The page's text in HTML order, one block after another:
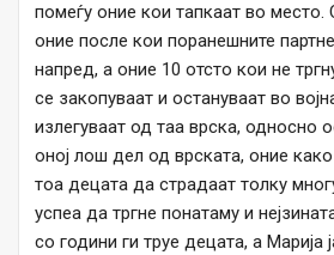
помеѓу оние кои тапкаат во место.
оние после кои поранешните
напред, а оние 10 отсто кои не
се закопуваат и остануваат во
излегуваат од таа врска, односно
оној лош дел од врската, оние
тоа децата да страдаат толку
успеа да тргне понатаму и
со години ги труе децата, а